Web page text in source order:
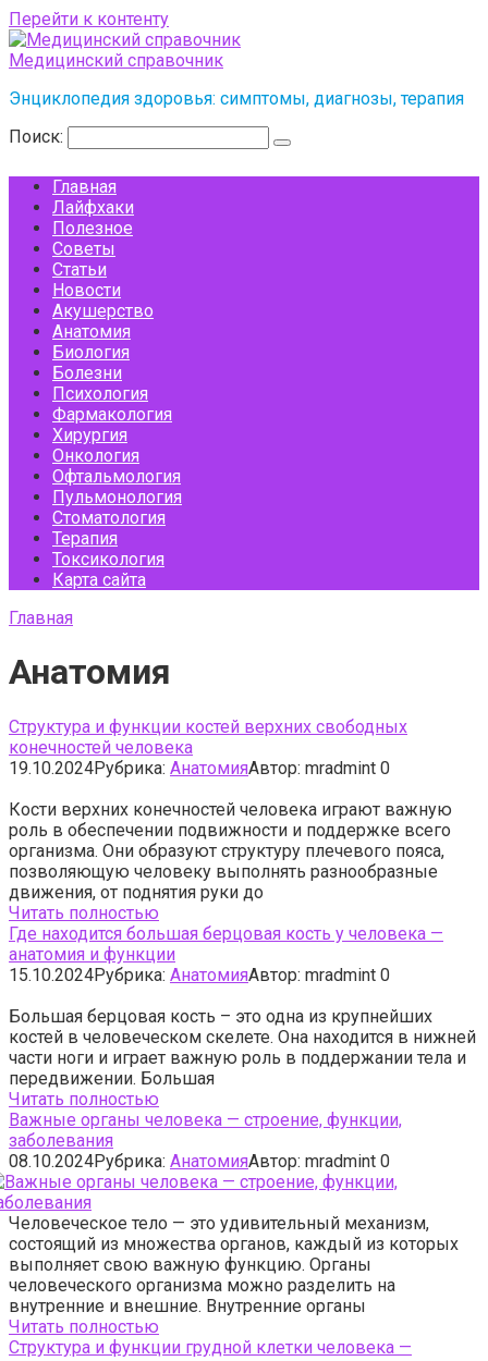
Перейти к контенту
Медицинский справочник
Энциклопедия здоровья: симптомы, диагнозы, терапия
Поиск:
Главная
Лайфхаки
Полезное
Советы
Статьи
Новости
Акушерство
Анатомия
Биология
Болезни
Психология
Фармакология
Хирургия
Онкология
Офтальмология
Пульмонология
Стоматология
Терапия
Токсикология
Карта сайта
Главная
Анатомия
Структура и функции костей верхних свободных
конечностей человека
19.10.2024Рубрика: АнатомияАвтор: mradmint 0
Кости верхних конечностей человека играют важную
роль в обеспечении подвижности и поддержке всего
организма. Они образуют структуру плечевого пояса,
позволяющую человеку выполнять разнообразные
движения, от поднятия руки до
Читать полностью
Где находится большая берцовая кость у человека —
анатомия и функции
15.10.2024Рубрика: АнатомияАвтор: mradmint 0
Большая берцовая кость – это одна из крупнейших
костей в человеческом скелете. Она находится в нижней
части ноги и играет важную роль в поддержании тела и
передвижении. Большая
Читать полностью
Важные органы человека — строение, функции,
заболевания
08.10.2024Рубрика: АнатомияАвтор: mradmint 0
Человеческое тело — это удивительный механизм,
состоящий из множества органов, каждый из которых
выполняет свою важную функцию. Органы
человеческого организма можно разделить на
внутренние и внешние. Внутренние органы
Читать полностью
Структура и функции грудной клетки человека —